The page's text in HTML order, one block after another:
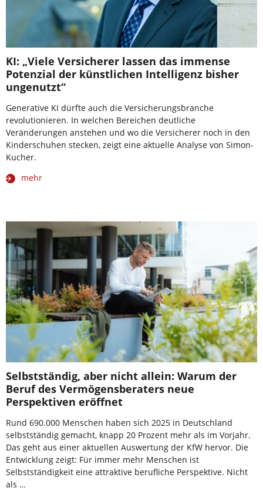
KI: „Viele Versicherer lassen das immense
Potenzial der künstlichen Intelligenz bisher
ungenutzt“
Generative KI dürfte auch die Versicherungsbranche
revolutionieren. In welchen Bereichen deutliche
Veränderungen anstehen und wo die Versicherer noch in den
Kinderschuhen stecken, zeigt eine aktuelle Analyse von Simon-
Kucher.
mehr
Selbstständig, aber nicht allein: Warum der
Beruf des Vermögensberaters neue
Perspektiven eröffnet
Rund 690.000 Menschen haben sich 2025 in Deutschland
selbstständig gemacht, knapp 20 Prozent mehr als im Vorjahr.
Das geht aus einer aktuellen Auswertung der KfW hervor. Die
Entwicklung zeigt: Für immer mehr Menschen ist
Selbstständigkeit eine attraktive berufliche Perspektive. Nicht
als …